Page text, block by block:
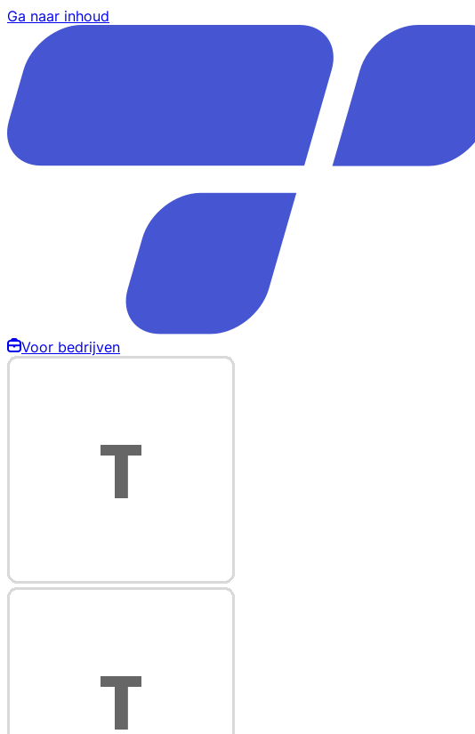
Ga naar inhoud
Voor bedrijven